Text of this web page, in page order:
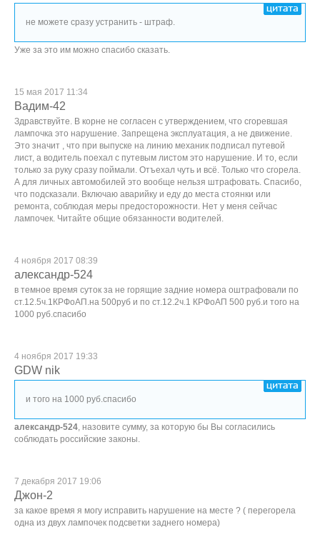
не можете сразу устранить - штраф.
Уже за это им можно спасибо сказать.
15 мая 2017 11:34
Вадим-42
Здравствуйте. В корне не согласен с утверждением, что сгоревшая
лампочка это нарушение. Запрещена эксплуатация, а не движение.
Это значит , что при выпуске на линию механик подписал путевой
лист, а водитель поехал с путевым листом это нарушение. И то, если
только за руку сразу поймали. Отъехал чуть и всё. Только что сгорела.
А для личных автомобилей это вообще нельзя штрафовать. Спасибо,
что подсказали. Включаю аварийку и еду до места стоянки или
ремонта, соблюдая меры предосторожности. Нет у меня сейчас
лампочек. Читайте общие обязанности водителей.
4 ноября 2017 08:39
александр-524
в темное время суток за не горящие задние номера оштрафовали по
ст.12.5ч.1КРФоАП.на 500руб и по ст.12.2ч.1 КРФоАП 500 руб.и того на
1000 руб.спасибо
4 ноября 2017 19:33
GDW nik
и того на 1000 руб.спасибо
александр-524, назовите сумму, за которую бы Вы согласились
соблюдать российские законы.
7 декабря 2017 19:06
Джон-2
за какое время я могу исправить нарушение на месте ? ( перегорела
одна из двух лампочек подсветки заднего номера)